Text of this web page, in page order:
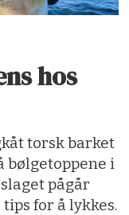
hos
torsk barket
bølgetoppene i
pågår
for å lykkes.